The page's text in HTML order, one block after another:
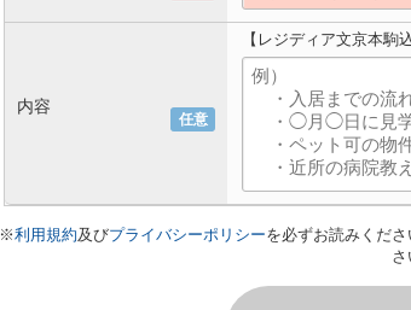
任意
内容
【レジディア文京本駒
※利用規約及びプライバシーポリシーを必ずお読みくだ
さ